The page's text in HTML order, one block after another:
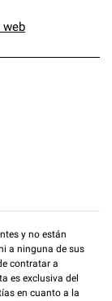
web
y no están
a ninguna de sus
contratar a
es exclusiva del
en cuanto a la